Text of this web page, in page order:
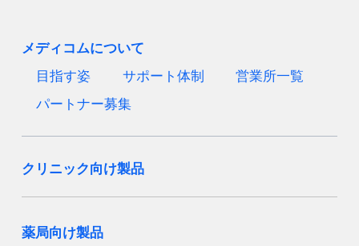
メディコムについて
目指す姿
サポート体制
営業所一覧
パートナー募集
クリニック向け製品
薬局向け製品